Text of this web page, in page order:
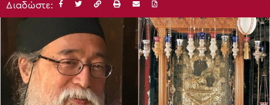
Διαδώστε: